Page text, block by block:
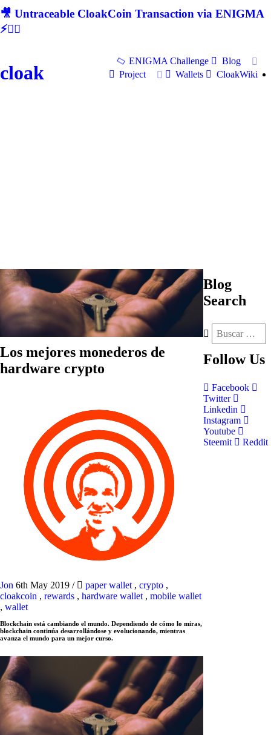
🎥 Untraceable CloakCoin Transaction via ENIGMA
⚡🕵‍♂
cloak
ENIGMA Challenge
Blog
Project
Wallets CloakWiki
Los mejores monederos de
hardware crypto
Jon 6th May 2019 / paper wallet , crypto ,
cloakcoin , rewards , hardware wallet , mobile wallet
, wallet
Blockchain está cambiando el mundo. Dependiendo de cómo lo miras,
blockchain continúa desarrollándose y evolucionando, mientras
avanza el mundo para un mejor curso.
Blog
Search
Follow Us
Facebook
Twitter
Linkedin
Instagram
Youtube
Steemit
Reddit